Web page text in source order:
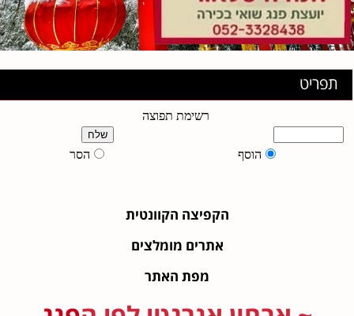
תפריט
הקפיצה הקוונטית
אתרים מומלצים
מפת האתר